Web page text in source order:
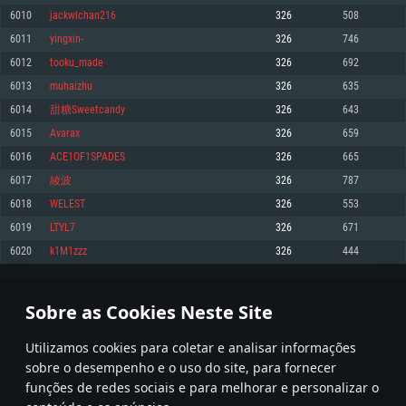
Sobre as Cookies Neste Site
Utilizamos cookies para coletar e analisar informações
sobre o desempenho e o uso do site, para fornecer
funções de redes sociais e para melhorar e personalizar o
Memória: 4GB
Placa Gráfica: Placa com DirectX 11: AMD Radeon 77XX / NVIDIA GeForce
GTX 660. Resolução mínima suportada: 720p
Network: Internet de banda larga.
Disco: 23,1 GB
Recomendado
superior, Radeon RX 570 ou superior
Disco: 75,9 GB
Memória: 6 GB
Placa Gráfica: Intel Iris Pro 5200 (Mac), equivalentes AMD/Nvidia para Mac.
Resolução mínima suportada: 720p com suporte Metal.
Network: Internet de banda larga.
Disco: 21,5 GB
Recomendado
Network: Internet de banda larga.
Memória: 4 GB
Placa Gráfica: NVIDIA 660 com os drivers mais recentes (não mais de 6
meses) / equivalentes AMD com os drivers mais recentes com suporte
Vulkan (não mais de 6 meses); Resolução mínima suportada: 720p.
Network: Internet de banda larga.
Disco: 21,5 GB
Recomendado
Sistema Operativo: Ubuntu 20.04 64bit
Processador: Intel Core i7
Memória: 16 GB
Placa Gráfica: NVIDIA 1060 com os drivers mais recentes (não mais de 6
meses) / equivalentes AMD (Radeon RX 570) com os drivers mais recentes
Network: Internet de banda larga.
6010 jackwlchan216 326 508
6011 yingxin- 326 746
6012 tooku_made 326 692
6013 muhaizhu 326 635
6014 甜糖Sweetcandy 326 643
6015 Avarax 326 659
6016 ACE1OF1SPADES 326 665
6017 綾波 326 787
6018 WELEST 326 553
6019 LTYL7 326 671
6020 k1M1zzz 326 444